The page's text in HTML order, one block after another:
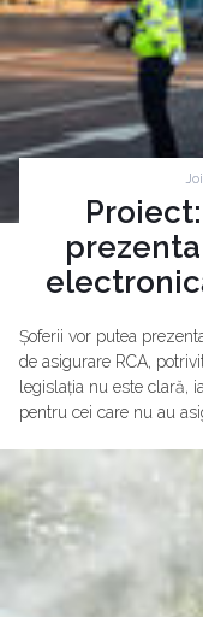
Șoferii vor putea
de asigurare RCA,
legislația nu este clară,
pentru cei care nu au